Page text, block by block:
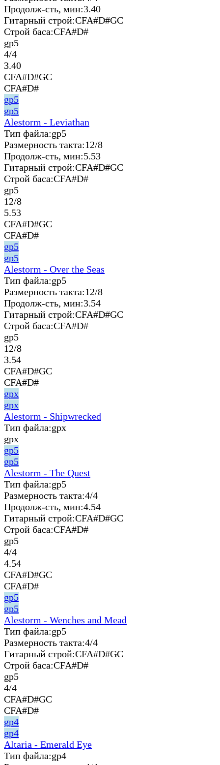
Продолж-сть, мин:3.40
Гитарный строй:CFA#D#GC
Строй баса:CFA#D#
gp5
4/4
3.40
CFA#D#GC
CFA#D#
gp5
gp5
Alestorm - Leviathan
Тип файла:gp5
Размерность такта:12/8
Продолж-сть, мин:5.53
Гитарный строй:CFA#D#GC
Строй баса:CFA#D#
gp5
12/8
5.53
CFA#D#GC
CFA#D#
gp5
gp5
Alestorm - Over the Seas
Тип файла:gp5
Размерность такта:12/8
Продолж-сть, мин:3.54
Гитарный строй:CFA#D#GC
Строй баса:CFA#D#
gp5
12/8
3.54
CFA#D#GC
CFA#D#
gpx
gpx
Alestorm - Shipwrecked
Тип файла:gpx
gpx
gp5
gp5
Alestorm - The Quest
Тип файла:gp5
Размерность такта:4/4
Продолж-сть, мин:4.54
Гитарный строй:CFA#D#GC
Строй баса:CFA#D#
gp5
4/4
4.54
CFA#D#GC
CFA#D#
gp5
gp5
Alestorm - Wenches and Mead
Тип файла:gp5
Размерность такта:4/4
Гитарный строй:CFA#D#GC
Строй баса:CFA#D#
gp5
4/4
CFA#D#GC
CFA#D#
gp4
gp4
Altaria - Emerald Eye
Тип файла:gp4